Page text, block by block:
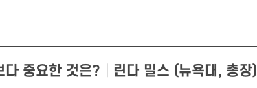
다 중요한 것은?│린다 밀스 (뉴욕대, 총장)